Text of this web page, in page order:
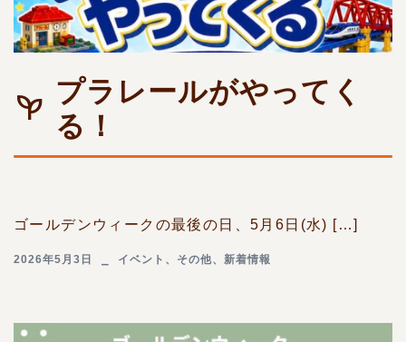
プラレールがやってく
る！
ゴールデンウィークの最後の日、5月6日(水) […]
2026年5月3日 イベント 、 その他、 新着情報